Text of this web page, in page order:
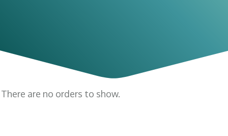
There are no orders to show.